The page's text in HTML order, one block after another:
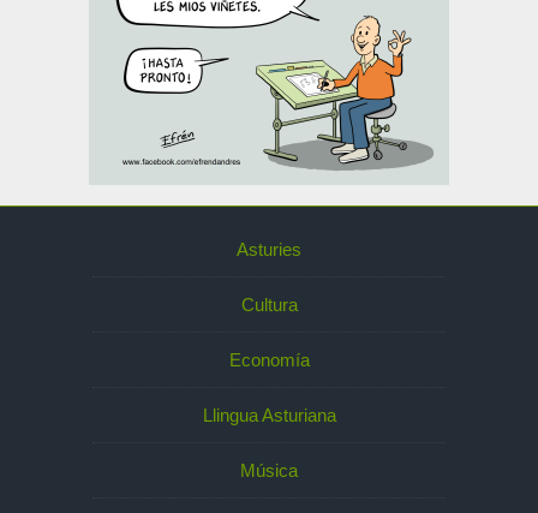
Asturies
Cultura
Economía
Llingua Asturiana
Música